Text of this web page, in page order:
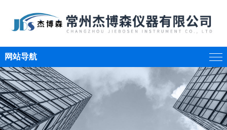
网站导航